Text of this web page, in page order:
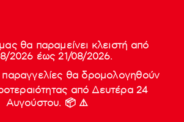
θα παραμείνει κλειστή από
2026 έως 21/08/2026.
θα δρομολογηθούν
από Δευτέρα 24
Αυγούστου. 📦 ⚠️